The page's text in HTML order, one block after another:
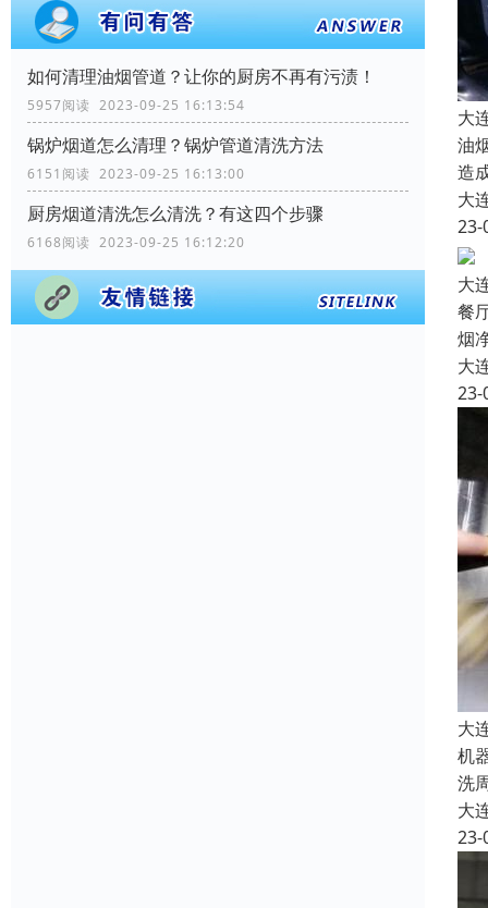
如何清理油烟管道？让你的厨房不再有污渍！
5957阅读 2023-09-25 16:13:54
锅炉烟道怎么清理？锅炉管道清洗方法
6151阅读 2023-09-25 16:13:00
厨房烟道清洗怎么清洗？有这四个步骤
6168阅读 2023-09-25 16:12:20
大
油
造
大
23-
大
餐
烟
大
23-
大
机
洗
大
23-